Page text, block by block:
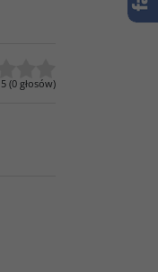
5 (0 głosów)